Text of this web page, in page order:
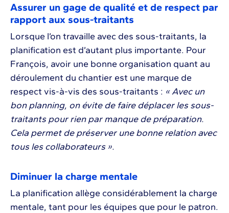
Assurer un gage de qualité et de respect par
rapport aux sous-traitants
Lorsque l’on travaille avec des sous-traitants, la
planification est d’autant plus importante. Pour
François, avoir une bonne organisation quant au
déroulement du chantier est une marque de
respect vis-à-vis des sous-traitants : « Avec un
bon planning, on évite de faire déplacer les sous-
traitants pour rien par manque de préparation.
Cela permet de préserver une bonne relation avec
tous les collaborateurs ».
Diminuer la charge mentale
La planification allège considérablement la charge
mentale, tant pour les équipes que pour le patron.